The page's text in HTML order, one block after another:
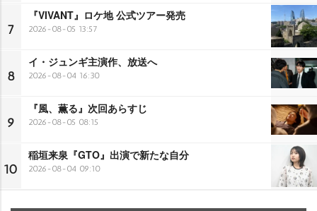
7
『VIVANT』ロケ地 公式ツアー発売
2026-08-05 13:57
8
イ・ジュンギ主演作、放送へ
2026-08-04 16:30
9
『風、薫る』次回あらすじ
2026-08-05 08:15
10
稲垣来泉『GTO』出演で新たな自分
2026-08-04 09:10